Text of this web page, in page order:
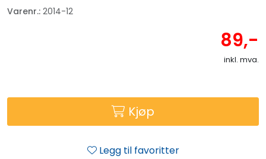
Varenr.: 2014-12
89,-
inkl. mva.
Kjøp
Legg til favoritter